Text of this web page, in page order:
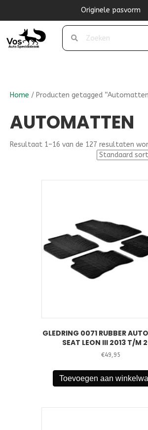
Originele pasvorm
Home / Producten getagged
AUTOMATTEN
Resultaat 1–16 van de 127 resultaten
GLEDRING 0071 RUBBER
SEAT LEON III 2013 T/M
€49,95
Toevoegen aan